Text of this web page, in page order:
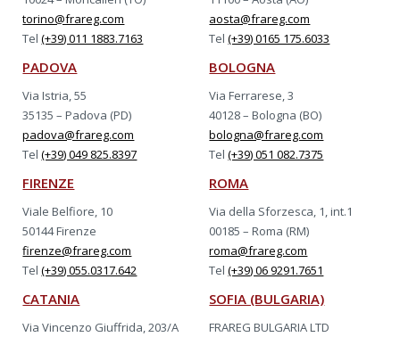
torino@frareg.com
Tel(+39) 011 1883.7163
aosta@frareg.com
Tel(+39) 0165 175.6033
PADOVA
Via Istria, 55
35135 – Padova (PD)
padova@frareg.com
Tel(+39) 049 825.8397
BOLOGNA
Via Ferrarese, 3
40128 – Bologna (BO)
bologna@frareg.com
Tel(+39) 051 082.7375
FIRENZE
Viale Belfiore, 10
50144 Firenze
firenze@frareg.com
Tel(+39) 055.0317.642
ROMA
Via della Sforzesca, 1, int.1
00185 – Roma (RM)
roma@frareg.com
Tel(+39) 06 9291.7651
CATANIA
Via Vincenzo Giuffrida, 203/A
SOFIA (BULGARIA)
FRAREG BULGARIA LTD